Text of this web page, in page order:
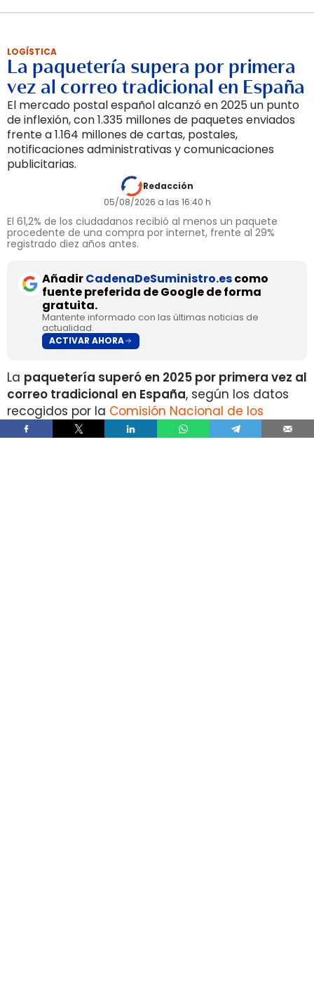
LOGÍSTICA
La paquetería supera por primera
vez al correo tradicional en España
El mercado postal español alcanzó en 2025 un punto
de inflexión, con 1.335 millones de paquetes enviados
frente a 1.164 millones de cartas, postales,
notificaciones administrativas y comunicaciones
publicitarias.
Redacción
05/08/2026 a las 16:40 h
El 61,2% de los ciudadanos recibió al menos un paquete
procedente de una compra por internet, frente al 29%
registrado diez años antes.
AñadirCadenaDeSuministro.escomo
fuente preferida de Google de forma
gratuita.
Mantente informado con las últimas noticias de
actualidad.
ACTIVAR AHORA
La paquetería superó en 2025 por primera vez al
correo tradicional en España, según los datos
recogidos por la Comisión Nacional de los
Mercados y la Competenciaen su Informe Anual